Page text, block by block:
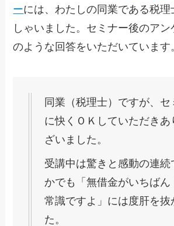
ーには、わたしの同業である税理
しゃいました。セミナー後のア
のような回答をいただいています
同業（税理士）ですが、 セ
に快くＯＫしていただきあ
ざいました。
受講中は驚きと感動の連続
かでも「無借金がいちばん
常識ですよ」には度肝を抜
た。